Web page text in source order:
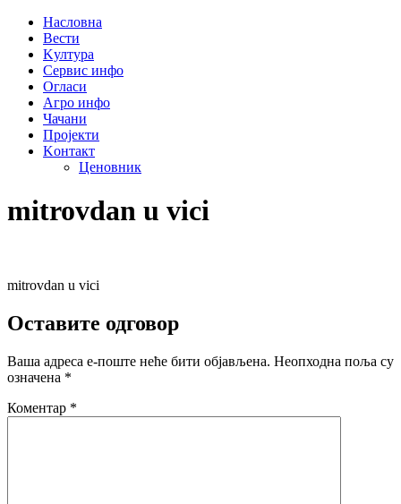
Насловна
Вести
Kултура
Сервис инфо
Огласи
Агро инфо
Чачани
Пројекти
Kонтакт
Ценовник
mitrovdan u vici
mitrovdan u vici
Оставите одговор
Ваша адреса е-поште неће бити објављена. Неопходна поља су
означена *
Коментар *